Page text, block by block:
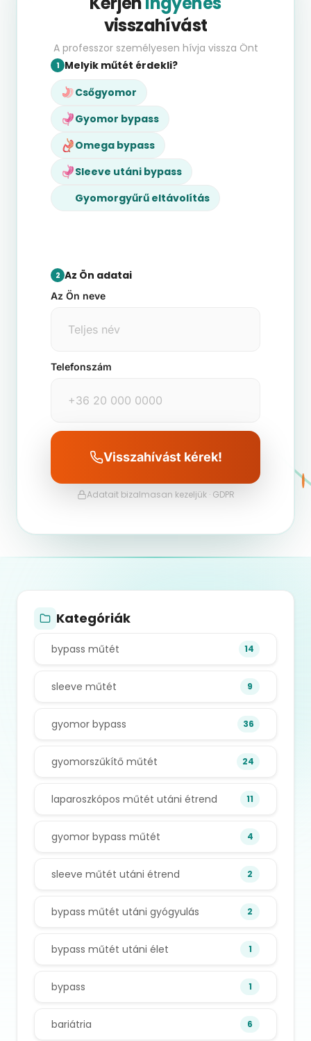
visszahívást
A professzor személyesen hívja vissza Önt
1 Melyik műtét érdekli?
Csőgyomor
Gyomor bypass
Omega bypass
Sleeve utáni bypass
Gyomorgyűrű eltávolítás
2 Az Ön adatai
Az Ön neve
Telefonszám
Visszahívást kérek!
Adatait bizalmasan kezeljük · GDPR
Kategóriák
bypass műtét 14
sleeve műtét 9
gyomor bypass 36
gyomorszűkítő műtét 24
laparoszkópos műtét utáni étrend 11
gyomor bypass műtét 4
sleeve műtét utáni étrend 2
bypass műtét utáni gyógyulás 2
bypass műtét utáni élet 1
bypass 1
bariátria 6